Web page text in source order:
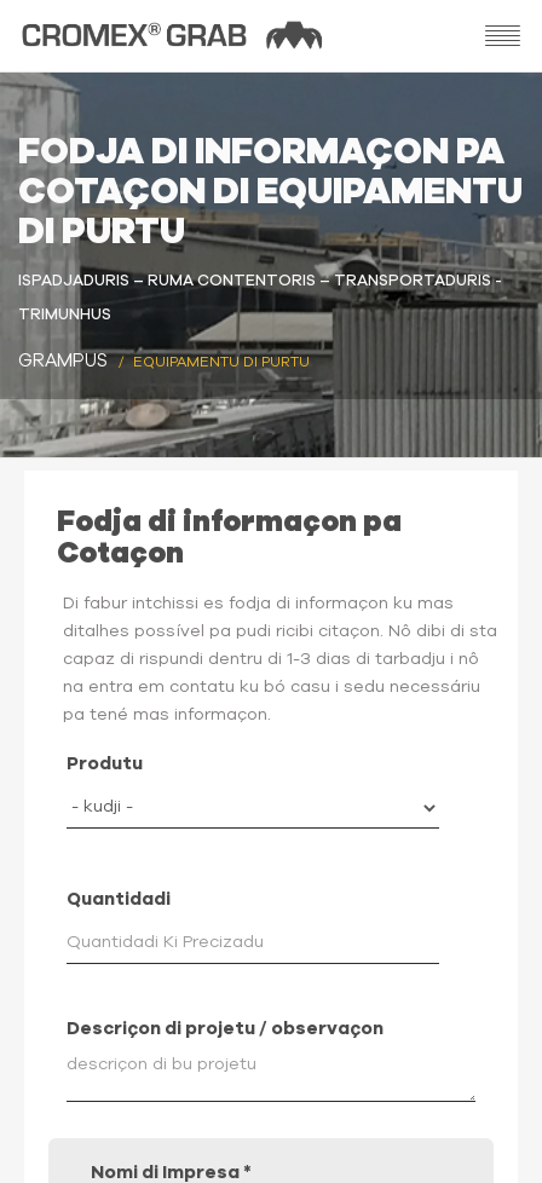
FODJA DI INFORMAÇON PA
COTAÇON DI EQUIPAMENTU
DI PURTU
ISPADJADURIS – RUMA CONTENTORIS – TRANSPORTADURIS -
TRIMUNHUS
GRAMPUS EQUIPAMENTU DI PURTU
Fodja di informaçon pa
Cotaçon
Di fabur intchissi es fodja di informaçon ku mas
ditalhes possível pa pudi ricibi citaçon. Nô dibi di sta
capaz di rispundi dentru di 1-3 dias di tarbadju i nô
na entra em contatu ku bó casu i sedu necessáriu
pa tené mas informaçon.
Produtu
Quantidadi
Descriçon di projetu / observaçon
Nomi di Impresa *